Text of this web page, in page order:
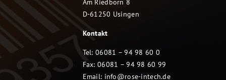
Am Riedborn 8
D-61250 Usingen
Kontakt
Tel: 06081 – 94 98 60 0
Fax: 06081 – 94 98 60 99
Email: info@rose-intech.de